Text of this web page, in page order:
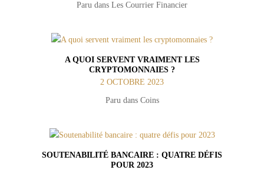
Paru dans Les Courrier Financier
A QUOI SERVENT VRAIMENT LES
CRYPTOMONNAIES ?
2 OCTOBRE 2023
Paru dans Coins
SOUTENABILITÉ BANCAIRE : QUATRE DÉFIS
POUR 2023